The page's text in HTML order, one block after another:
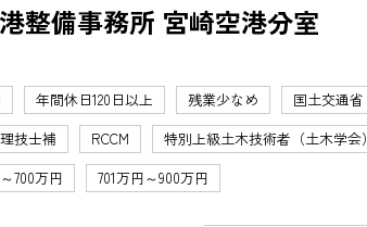
整備事務所 宮崎空港分室
年間休日120日以上 残業少なめ 国土交通省
技士補 RCCM 特別上級土木技術者（土木学会）
700万円 701万円～900万円